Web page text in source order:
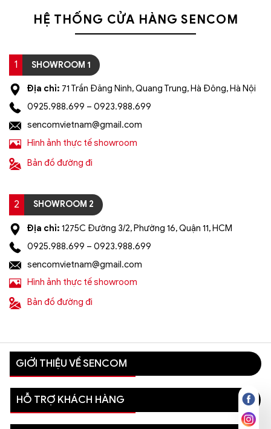
HỆ THỐNG CỬA HÀNG SENCOM
1 SHOWROOM 1
Địa chỉ: 71 Trần Đăng Ninh, Quang Trung, Hà Đông, Hà Nội
0925.988.699 – 0923.988.699
sencomvietnam@gmail.com
Hình ảnh thực tế showroom
Bản đồ đường đi
2 SHOWROOM 2
Địa chỉ: 1275C Đường 3/2, Phường 16, Quận 11, HCM
0925.988.699 – 0923.988.699
sencomvietnam@gmail.com
Hình ảnh thực tế showroom
Bản đồ đường đi
GIỚI THIỆU VỀ SENCOM
HỖ TRỢ KHÁCH HÀNG